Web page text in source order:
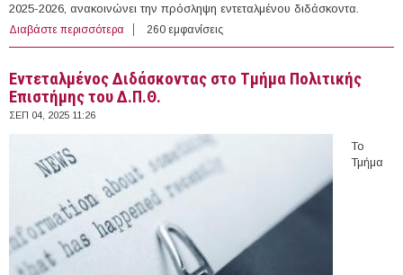
2025-2026, ανακοινώνει την πρόσληψη εντεταλμένου διδάσκοντα.
Διαβάστε περισσότερα για Εντεταλμένος Διδάσκοντας στο Τμήμα Μηχανικών
Παραγωγής & Διοίκησης του Δ.Π.Θ.
260 εμφανίσεις
Εντεταλμένος Διδάσκοντας στο Τμήμα Πολιτικής
Επιστήμης του Δ.Π.Θ.
ΣΕΠ 04, 2025 11:26
Το
Τμήμα